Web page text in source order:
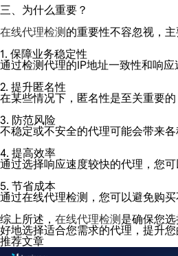
三、为什么重要？
在线代理检测的重要性不容忽视，
1. 保障业务稳定性
通过检测代理的IP地址一致性和响
2. 提升匿名性
在某些情况下，匿名性是至关重要
3. 防范风险
不稳定或不安全的代理可能会带来
4. 提高效率
通过选择响应速度较快的代理，您
5. 节省成本
通过在线代理检测，您可以避免购
综上所述， 在线代理检测是确保您
好地选择适合您需求的代理，提升您
推荐文章